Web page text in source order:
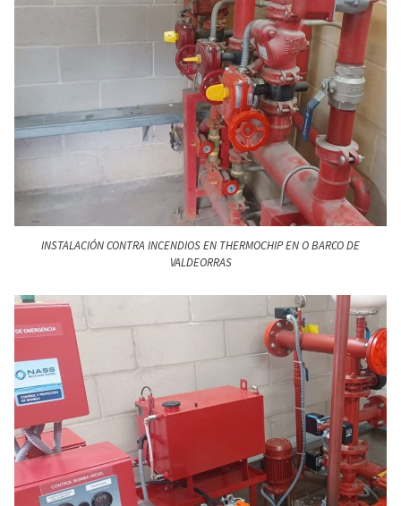
INSTALACIÓN CONTRA INCENDIOS EN THERMOCHIP EN O BARCO DE
VALDEORRAS